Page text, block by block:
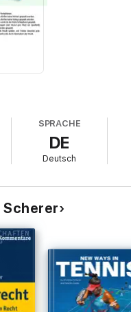
SPRACHE
DE
Deutsch
Scherer